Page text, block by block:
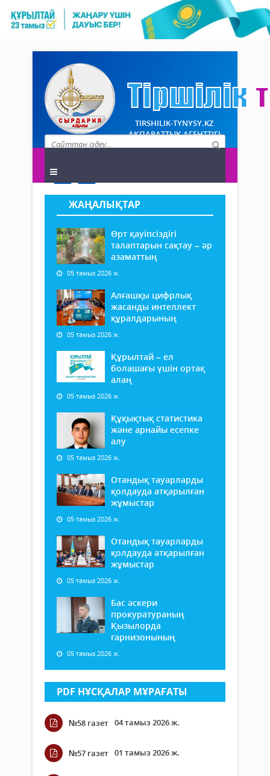
TIRSHILIK-TYNYSY.KZ
АҚПАРАТТЫҚ АГЕНТТІГІ
ЖАҢАЛЫҚТАР
Өрт қауіпсіздігі
талаптарын сақтау – әр
азаматтың
05 тамыз 2026 ж.
Алғашқы цифрлық
жасанды интеллект
құралдарының
05 тамыз 2026 ж.
Құрылтай – ел
болашағы үшін ортақ
алаң
05 тамыз 2026 ж.
Құқықтық статистика
және арнайы есепке
алу
05 тамыз 2026 ж.
Отандық тауарларды
қолдауда атқарылған
жұмыстар
05 тамыз 2026 ж.
Отандық тауарларды
қолдауда атқарылған
жұмыстар
05 тамыз 2026 ж.
Бас әскери
прокуратураның
Қызылорда
гарнизонының
05 тамыз 2026 ж.
PDF НҰСҚАЛАР МҰРАҒАТЫ
№58 газет 04 тамыз 2026 ж.
№57 газет 01 тамыз 2026 ж.